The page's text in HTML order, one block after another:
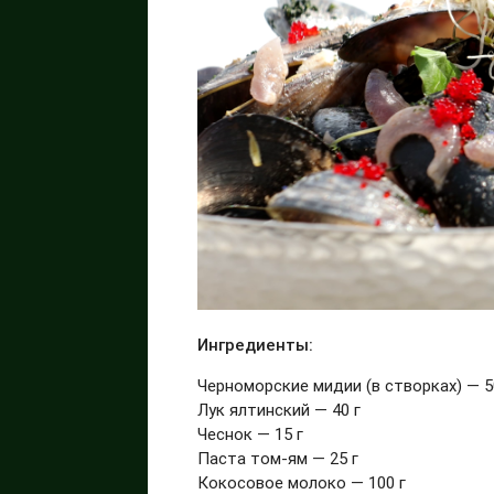
Ингредиенты:
Черноморские мидии (в створках) —
Лук ялтинский — 40 г
Чеснок — 15 г
Паста том-ям — 25 г
Кокосовое молоко — 100 г